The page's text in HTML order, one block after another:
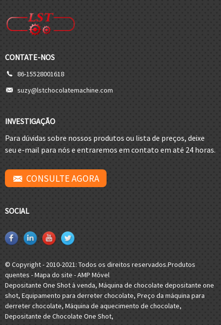
CONTATE-NOS
86-15528001618
suzy@lstchocolatemachine.com
INVESTIGAÇÃO
Para dúvidas sobre nossos produtos ou lista de preços, deixe
seu e-mail para nós e entraremos em contato em até 24 horas.
CONSULTE AGORA
SOCIAL
© Copyright - 2010-2021: Todos os direitos reservados.Produtos
quentes -Mapa do site -AMP Móvel
Depositante One Shot à venda, Máquina de chocolate depositante one
shot, Equipamento para derreter chocolate, Preço da máquina para
derreter chocolate, Máquina de aquecimento de chocolate,
Depositante de Chocolate One Shot,